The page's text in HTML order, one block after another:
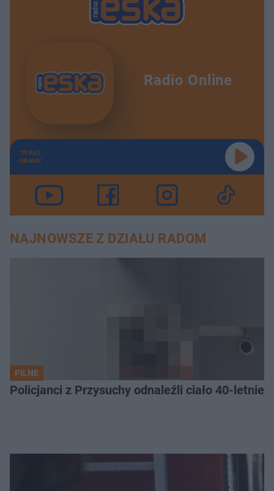
Radio Online
TERAZ
GRAMY
NAJNOWSZE Z DZIAŁU RADOM
PILNE
Policjanci z Przysuchy odnaleźli ciało 40-letniej